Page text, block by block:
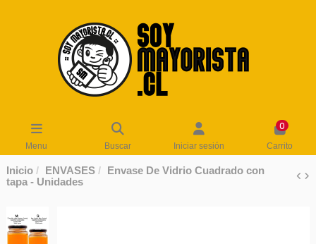
Menu Buscar Iniciar sesión
0
Carrito
Inicio ENVASES
Envase De Vidrio Cuadrado con
tapa - Unidades